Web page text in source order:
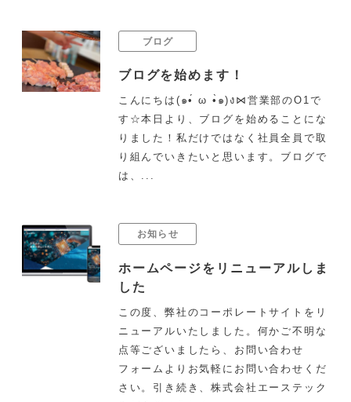
ブログ
ブログを始めます！
こんにちは(๑•́ ω •̀๑)ง⋈営業部のO1で
す☆本日より、ブログを始めることにな
りました！私だけではなく社員全員で取
り組んでいきたいと思います。ブログで
は、...
お知らせ
ホームページをリニューアルしま
した
この度、弊社のコーポレートサイトをリ
ニューアルいたしました。何かご不明な
点等ございましたら、お問い合わせ
フォームよりお気軽にお問い合わせくだ
さい。引き続き、株式会社エーステック